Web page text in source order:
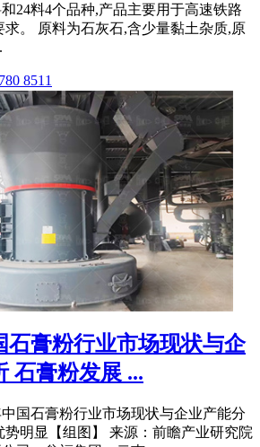
24料4个品种,产品主要用于高速铁路
求。 原料为石灰石,含少量黏土杂质,原
8511
石膏粉行业市场现状与企
石膏粉发展 ...
中国石膏粉行业市场现状与企业产能分
势明显【组图】 来源：前瞻产业研究院